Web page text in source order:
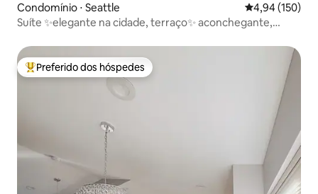
Condomínio ⋅ Seattle 4,94 de uma
4,94 (150)
Suíte ✨️elegante na cidade, terraço✨️ aconchegante,
Entre os melhores preferidos dos hóspedes
Preferido dos hóspedes